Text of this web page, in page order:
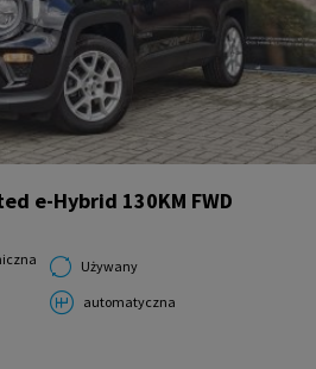
e-Hybrid 130KM FWD
Używany
automatyczna